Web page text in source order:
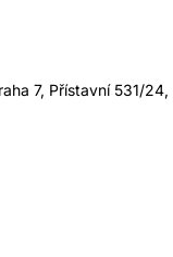
7, Přístavní 531/24,